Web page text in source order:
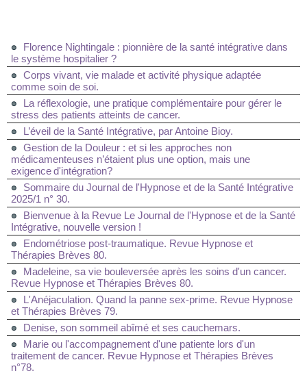
Florence Nightingale : pionnière de la santé intégrative dans
le système hospitalier ?
Corps vivant, vie malade et activité physique adaptée
comme soin de soi.
La réflexologie, une pratique complémentaire pour gérer le
stress des patients atteints de cancer.
L’éveil de la Santé Intégrative, par Antoine Bioy.
Gestion de la Douleur : et si les approches non
médicamenteuses n’étaient plus une option, mais une
exigence d'intégration?
Sommaire du Journal de l'Hypnose et de la Santé Intégrative
2025/1 n° 30.
Bienvenue à la Revue Le Journal de l'Hypnose et de la Santé
Intégrative, nouvelle version !
Endométriose post-traumatique. Revue Hypnose et
Thérapies Brèves 80.
Madeleine, sa vie bouleversée après les soins d'un cancer.
Revue Hypnose et Thérapies Brèves 80.
L'Anéjaculation. Quand la panne sex-prime. Revue Hypnose
et Thérapies Brèves 79.
Denise, son sommeil abîmé et ses cauchemars.
Marie ou l'accompagnement d'une patiente lors d'un
traitement de cancer. Revue Hypnose et Thérapies Brèves
n°78.